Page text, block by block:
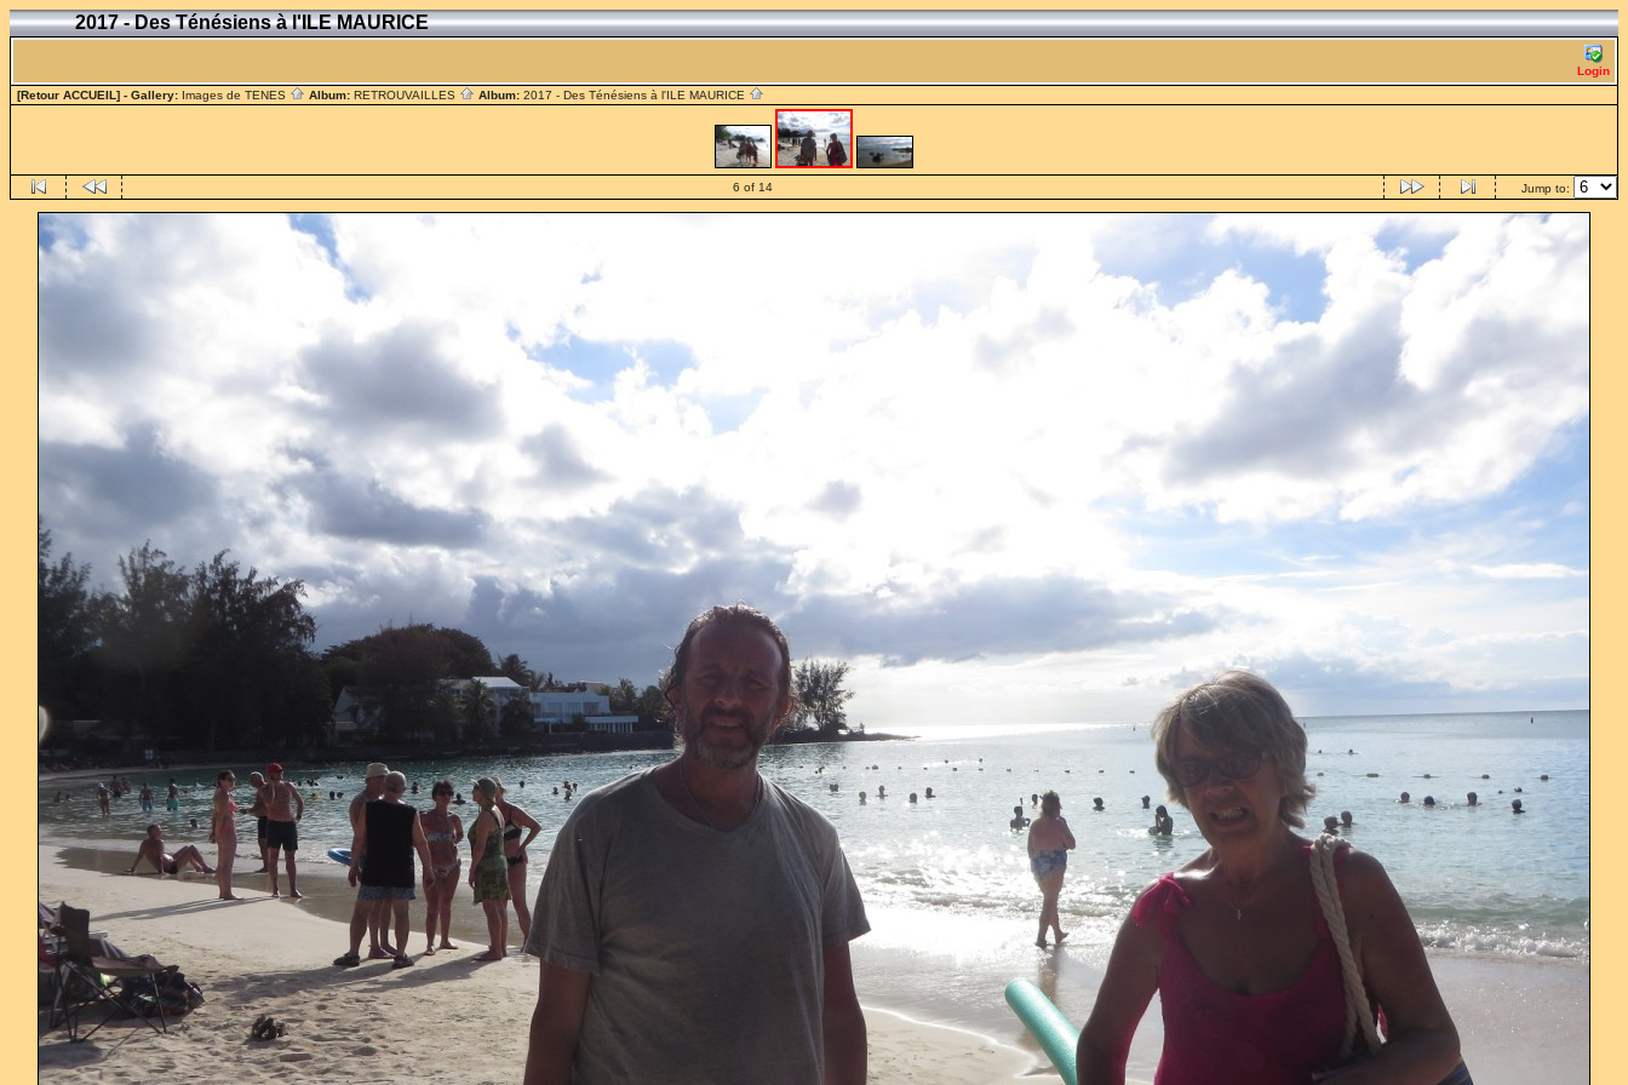
2017 - Des Ténésiens à l'ILE MAURICE
Login
[Retour ACCUEIL] - Gallery: Images de TENES Album: RETROUVAILLES Album: 2017 - Des Ténésiens à l'ILE MAURICE
6 of 14 Jump to: